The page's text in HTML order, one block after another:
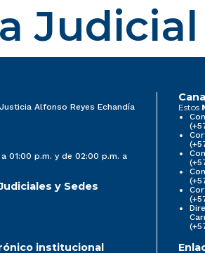
Judicial
Alfonso Reyes Echandía
01:00 p.m. y de 02:00 p.m. a
y Sedes
Estos
institucional